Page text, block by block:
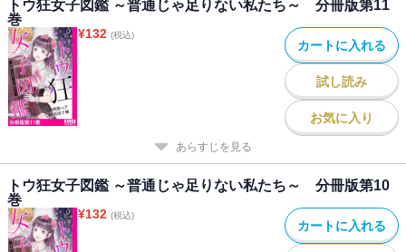
トウ狂女子図鑑 ～普通じゃ足りない私たち～ 分冊版第11
巻
¥132 (税込)
カートに入れる
試し読み
お気に入り
あらすじを見る
トウ狂女子図鑑 ～普通じゃ足りない私たち～ 分冊版第10
巻
¥132 (税込)
カートに入れる